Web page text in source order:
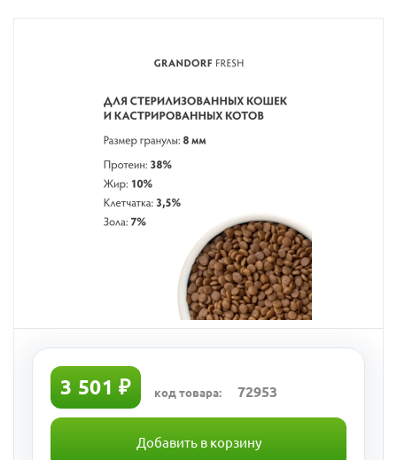
3 501 ₽ код товара: 72953
Добавить в корзину